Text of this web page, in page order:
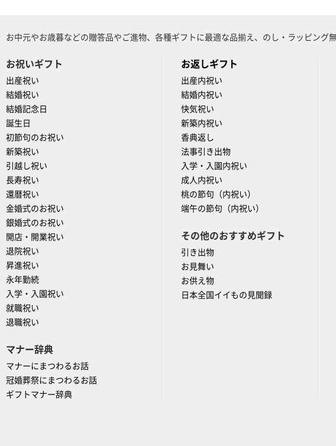
お中元やお歳暮などの贈答品やご進物、各種ギフトに最適な品揃え、のし・ラッピング
お祝いギフト
出産祝い
結婚祝い
結婚記念日
誕生日
初節句のお祝い
新築祝い
引越し祝い
長寿祝い
還暦祝い
金婚式のお祝い
銀婚式のお祝い
開店・開業祝い
退院祝い
昇進祝い
永年勤続
入学・入園祝い
就職祝い
退職祝い
マナー辞典
マナーにまつわるお話
冠婚葬祭にまつわるお話
ギフトマナー辞典
お返しギフト
出産内祝い
結婚内祝い
快気祝い
新築内祝い
香典返し
法事引き出物
入学・入園内祝い
成人内祝い
桃の節句（内祝い）
端午の節句（内祝い）
その他のおすすめギフト
引き出物
お見舞い
お供え物
日本全国イイもの見聞録